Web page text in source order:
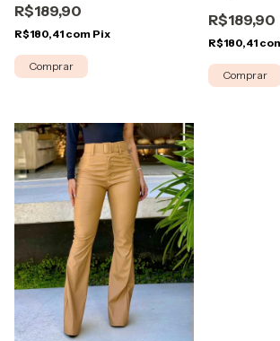
R$189,90
R$180,41 com Pix
Comprar
R$189,90
R$180,41
Comprar